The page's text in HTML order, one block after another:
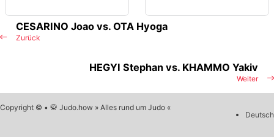
Zurück
CESARINO Joao vs. OTA Hyoga
Weiter
HEGYI Stephan vs. KHAMMO Yakiv
Copyright © • 🥋 Judo.how » Alles rund um Judo «
Deutsch